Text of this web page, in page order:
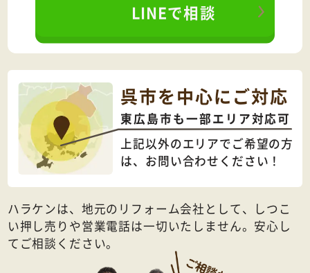
LINEで相談
呉市を中心にご対応
東広島市も一部エリア対応可
上記以外のエリアでご希望の方
は、 お問い合わせください！
ハラケンは、地元のリフォーム会社として、しつこ
い押し売りや営業電話は一切いたしません。安心し
てご相談ください。